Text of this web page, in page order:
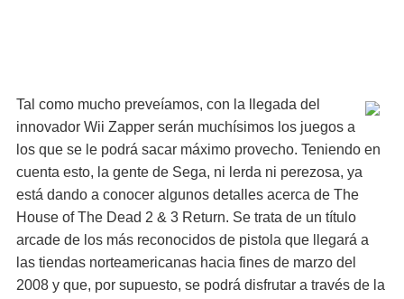
Tal como mucho preveíamos, con la llegada del
innovador Wii Zapper serán muchísimos los juegos a
los que se le podrá sacar máximo provecho. Teniendo en
cuenta esto, la gente de Sega, ni lerda ni perezosa, ya
está dando a conocer algunos detalles acerca de The
House of The Dead 2 & 3 Return. Se trata de un título
arcade de los más reconocidos de pistola que llegará a
las tiendas norteamericanas hacia fines de marzo del
2008 y que, por supuesto, se podrá disfrutar a través de la